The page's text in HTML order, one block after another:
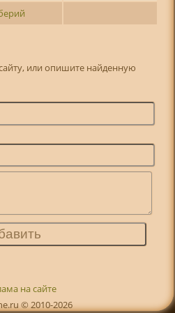
или опишите найденную
на сайте
© 2010-2026